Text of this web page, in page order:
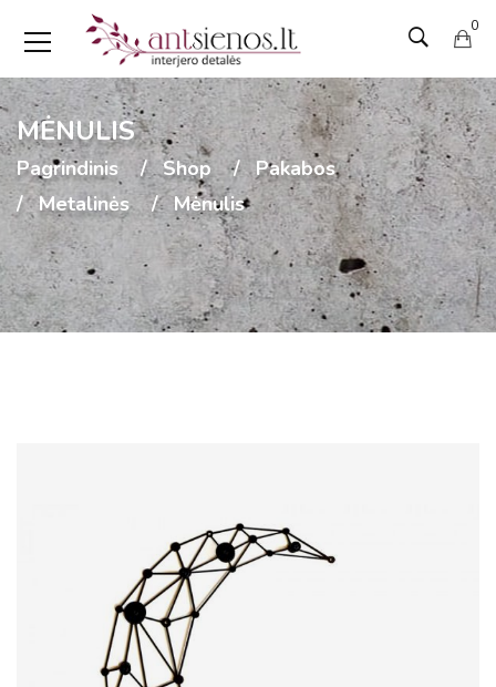
0
MĖNULIS
Pagrindinis Shop
Pakabos
Metalinės
Mėnulis